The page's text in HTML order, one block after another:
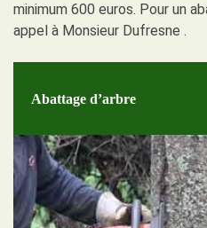
minimum 600 euros. Pour un
appel à Monsieur Dufresne .
Abattage d’arbre